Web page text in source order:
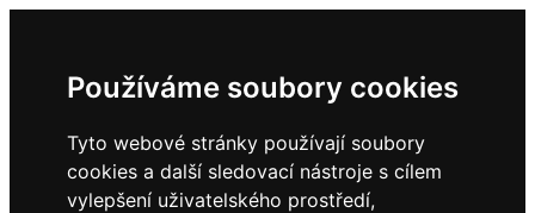
Používáme soubory cookies
Tyto webové stránky používají soubory
cookies a další sledovací nástroje s cílem
vylepšení uživatelského prostředí,